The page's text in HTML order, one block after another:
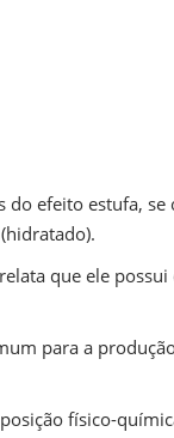
do efeito estufa,
que ele
para a
físico-